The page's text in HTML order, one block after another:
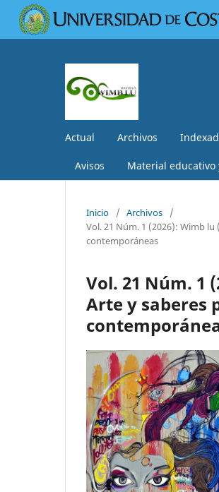
Actual Archivos
Avisos Material
Inicio / Archivos
/
Vol. 21 Núm. 1 (2026): Wimb
contemporáneas
Vol. 21 Núm. 1
Arte y saberes